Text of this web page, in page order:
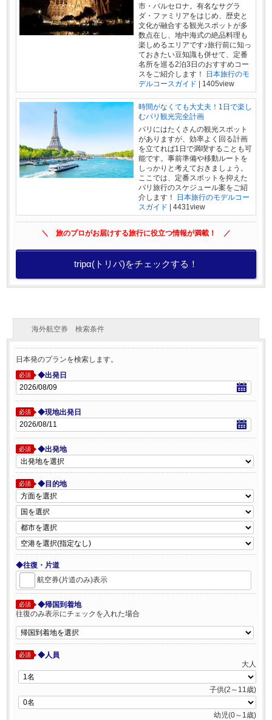
市・バルセロナ。有名なサグラ
ダ・ファミリアをはじめ、歴史と
文化が融合する観光スポットが多
数点在し、地中海式の絶品料理も
楽しめるエリアです♪旅行前に知っ
ておきたい豆知識も併せて、定番
名所を巡る2泊3日のおすすめコー
スをご紹介します！
日本旅行のモ
デルコースガイド | 1405view
時間がなくても大丈夫！1日で楽し
むパリ観光完全計画
パリにはたくさんの観光スポット
がありますが、効率よく回る計画
を立てれば1日で満喫することも可
能です。事前準備や移動ルートを
しっかりと考えておきましょう。
ここでは、定番スポットを抑えた
パリ旅行のスケジュール案をご紹
介します！
日本旅行のモデルコー
スガイド | 4431view
＼ 旅のプロがお届けする旅行に役立つ情報が満載！ ／
tripα(トリパ)をチェックする！
海外航空券 検索条件
日本発のプランを検索します。
必須 ◆出発日
必須 ◆現地出発日
必須 ◆出発地
必須 ◆目的地
◆往復・片道
航空券(片道のみ)表示
必須
◆帰国到着地
往復のみ表示にチェックを入れた場合
必須
◆人員
大人
子供(2～11歳)
幼児(0～1歳)